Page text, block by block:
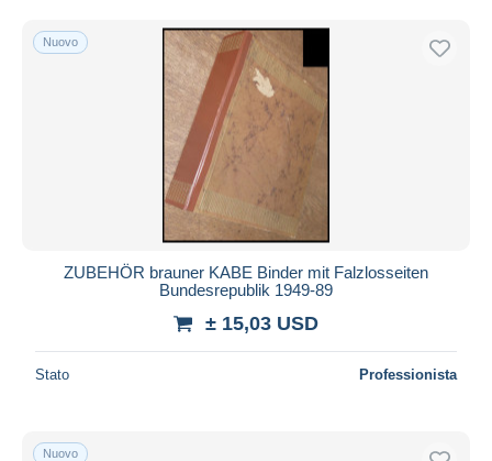
Nuovo
ZUBEHÖR brauner KABE Binder mit Falzlosseiten
Bundesrepublik 1949-89
± 15,03 USD
Stato Professionista
Nuovo